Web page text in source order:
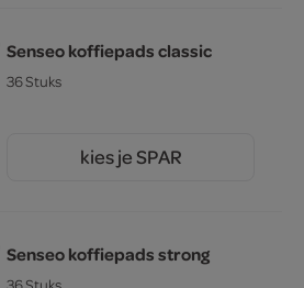
Senseo koffiepads classic
36 Stuks
kies je SPAR
Senseo koffiepads strong
36 Stuks